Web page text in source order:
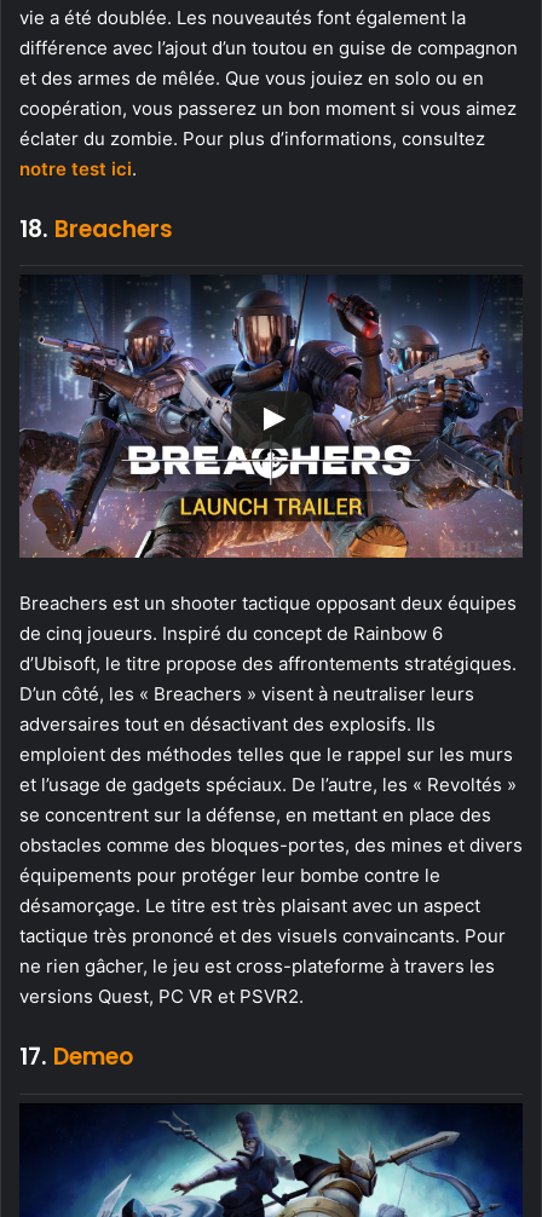
vie a été doublée. Les nouveautés font également la
différence avec l’ajout d’un toutou en guise de compagnon
et des armes de mêlée. Que vous jouiez en solo ou en
coopération, vous passerez un bon moment si vous aimez
éclater du zombie. Pour plus d’informations, consultez
notre test ici.
18. Breachers
Breachers est un shooter tactique opposant deux équipes
de cinq joueurs. Inspiré du concept de Rainbow 6
d’Ubisoft, le titre propose des affrontements stratégiques.
D’un côté, les « Breachers » visent à neutraliser leurs
adversaires tout en désactivant des explosifs. Ils
emploient des méthodes telles que le rappel sur les murs
et l’usage de gadgets spéciaux. De l’autre, les « Revoltés »
se concentrent sur la défense, en mettant en place des
obstacles comme des bloques-portes, des mines et divers
équipements pour protéger leur bombe contre le
désamorçage. Le titre est très plaisant avec un aspect
tactique très prononcé et des visuels convaincants. Pour
ne rien gâcher, le jeu est cross-plateforme à travers les
versions Quest, PC VR et PSVR2.
17. Demeo